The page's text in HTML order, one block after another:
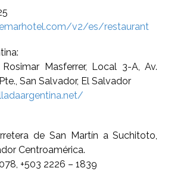
v2/es/restaurant
Masferrer, Local 3-A, Av.
San Salvador, El Salvador
de San Martín a Suchitoto,
Centroamérica.
+503 2226 – 1839